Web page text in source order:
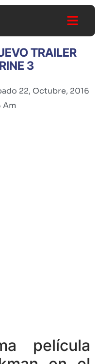
TRAILER
3
22, Octubre, 2016
Am
película